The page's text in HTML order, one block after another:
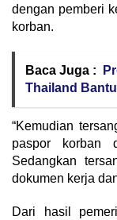
dengan pemberi
korban.
Baca Juga :
Thailand
“Kemudian
paspor korban
Sedangkan
dokumen kerja
Dari hasil